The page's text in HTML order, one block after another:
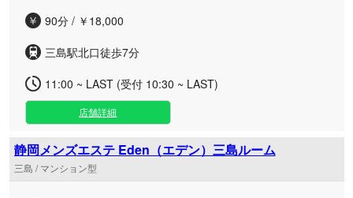
90分 / ￥18,000
三島駅北口徒歩7分
11:00 ~ LAST (受付 10:30 ~ LAST)
店舗詳細
静岡メンズエステ Eden（エデン）三島ルーム
三島 / マンション型